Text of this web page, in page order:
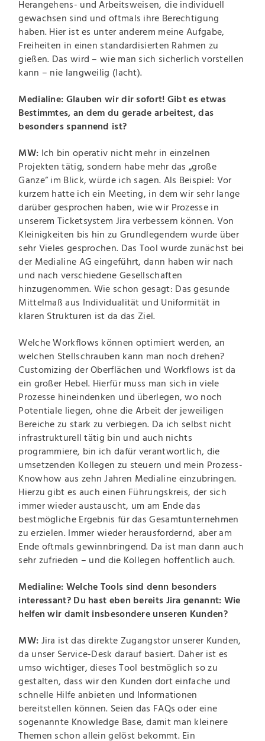
Herangehens- und Arbeitsweisen, die individuell
gewachsen sind und oftmals ihre Berechtigung
haben. Hier ist es unter anderem meine Aufgabe,
Freiheiten in einen standardisierten Rahmen zu
gießen. Das wird – wie man sich sicherlich vorstellen
kann – nie langweilig (lacht).
Medialine: Glauben wir dir sofort! Gibt es etwas
Bestimmtes, an dem du gerade arbeitest, das
besonders spannend ist?
MW: Ich bin operativ nicht mehr in einzelnen
Projekten tätig, sondern habe mehr das „große
Ganze“ im Blick, würde ich sagen. Als Beispiel: Vor
kurzem hatte ich ein Meeting, in dem wir sehr lange
darüber gesprochen haben, wie wir Prozesse in
unserem Ticketsystem Jira verbessern können. Von
Kleinigkeiten bis hin zu Grundlegendem wurde über
sehr Vieles gesprochen. Das Tool wurde zunächst bei
der Medialine AG eingeführt, dann haben wir nach
und nach verschiedene Gesellschaften
hinzugenommen. Wie schon gesagt: Das gesunde
Mittelmaß aus Individualität und Uniformität in
klaren Strukturen ist da das Ziel.
Welche Workflows können optimiert werden, an
welchen Stellschrauben kann man noch drehen?
Customizing der Oberflächen und Workflows ist da
ein großer Hebel. Hierfür muss man sich in viele
Prozesse hineindenken und überlegen, wo noch
Potentiale liegen, ohne die Arbeit der jeweiligen
Bereiche zu stark zu verbiegen. Da ich selbst nicht
infrastrukturell tätig bin und auch nichts
programmiere, bin ich dafür verantwortlich, die
umsetzenden Kollegen zu steuern und mein Prozess-
Knowhow aus zehn Jahren Medialine einzubringen.
Hierzu gibt es auch einen Führungskreis, der sich
immer wieder austauscht, um am Ende das
bestmögliche Ergebnis für das Gesamtunternehmen
zu erzielen. Immer wieder herausfordernd, aber am
Ende oftmals gewinnbringend. Da ist man dann auch
sehr zufrieden – und die Kollegen hoffentlich auch.
Medialine: Welche Tools sind denn besonders
interessant? Du hast eben bereits Jira genannt: Wie
helfen wir damit insbesondere unseren Kunden?
MW: Jira ist das direkte Zugangstor unserer Kunden,
da unser Service-Desk darauf basiert. Daher ist es
umso wichtiger, dieses Tool bestmöglich so zu
gestalten, dass wir den Kunden dort einfache und
schnelle Hilfe anbieten und Informationen
bereitstellen können. Seien das FAQs oder eine
sogenannte Knowledge Base, damit man kleinere
Themen schon allein gelöst bekommt. Ein